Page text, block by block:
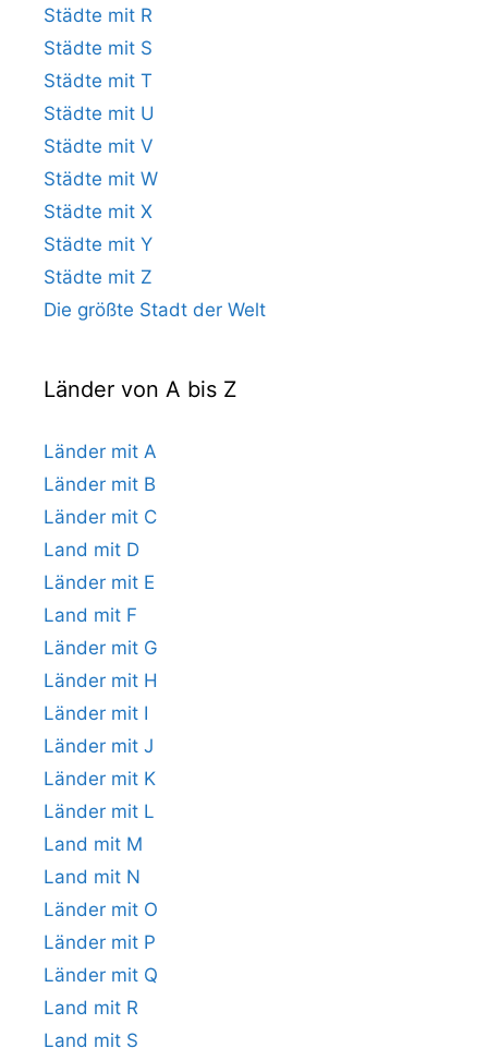
Städte mit R
Städte mit S
Städte mit T
Städte mit U
Städte mit V
Städte mit W
Städte mit X
Städte mit Y
Städte mit Z
Die größte Stadt der Welt
Länder von A bis Z
Länder mit A
Länder mit B
Länder mit C
Land mit D
Länder mit E
Land mit F
Länder mit G
Länder mit H
Länder mit I
Länder mit J
Länder mit K
Länder mit L
Land mit M
Land mit N
Länder mit O
Länder mit P
Länder mit Q
Land mit R
Land mit S